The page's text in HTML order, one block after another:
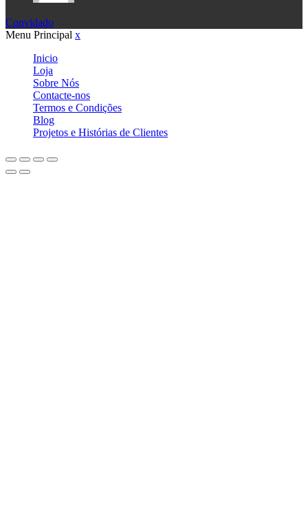
Convidado
Menu Principal x
Inicio
Loja
Sobre Nós
Contacte-nos
Termos e Condições
Blog
Projetos e Histórias de Clientes